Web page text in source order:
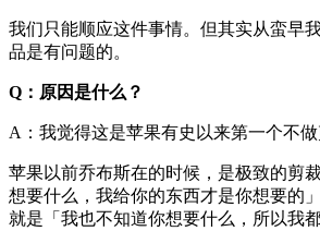
我们只能顺应这件事情。但其实从蛮早
品是有问题的。
Q：原因是什么？
A：我觉得这是苹果有史以来第一个不做
苹果以前乔布斯在的时候，是极致的
想要什么，我给你的东西才是你想要的
就是「我也不知道你想要什么，所以